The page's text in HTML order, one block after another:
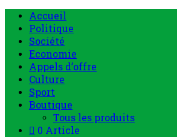
Accueil
Politique
Société
Economie
Appels d’offre
Culture
Sport
Boutique
Tous les produits
0 Article